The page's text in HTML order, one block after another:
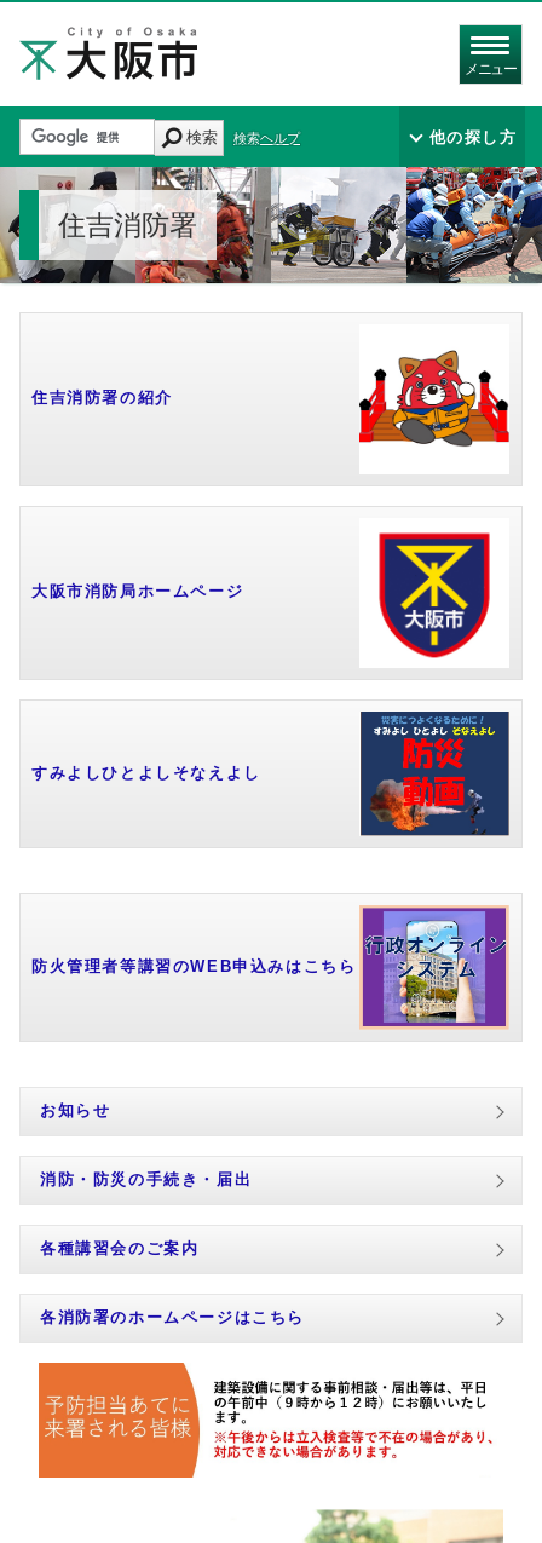
メニュー
検索 検索ヘルプ 他の探し方
住吉消防署
住吉消防署の紹介
大阪市消防局ホームページ
すみよしひとよしそなえよし
防火管理者等講習のWEB申込みはこちら
お知らせ
消防・防災の手続き・届出
各種講習会のご案内
各消防署のホームページはこちら